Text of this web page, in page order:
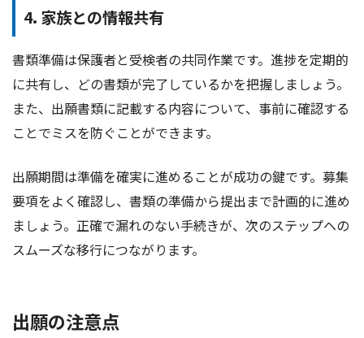
4. 家族との情報共有
書類準備は保護者と受検者の共同作業です。進捗を定期的
に共有し、どの書類が完了しているかを把握しましょう。
また、出願書類に記載する内容について、事前に確認する
ことでミスを防ぐことができます。
出願期間は準備を確実に進めることが成功の鍵です。募集
要項をよく確認し、書類の準備から提出まで計画的に進め
ましょう。正確で漏れのない手続きが、次のステップへの
スムーズな移行につながります。
出願の注意点